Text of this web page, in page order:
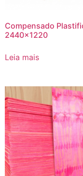
Compensado
2440×1220
Leia mais